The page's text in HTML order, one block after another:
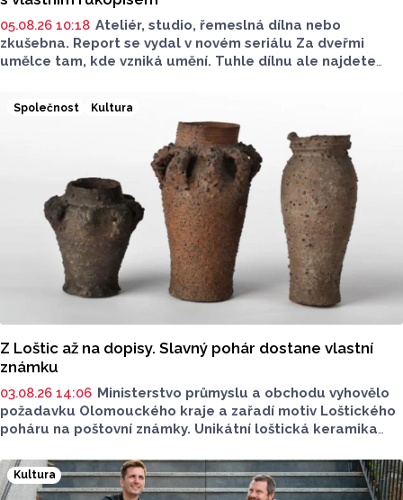
05.08.26 10:18 Ateliér, studio, řemeslná dílna nebo
zkušebna. Report se vydal v novém seriálu Za dveřmi
umělce tam, kde vzniká umění. Tuhle dílnu ale najdete
Společnost Kultura
Z Loštic až na dopisy. Slavný pohár dostane vlastní
známku
03.08.26 14:06 Ministerstvo průmyslu a obchodu vyhovělo
požadavku Olomouckého kraje a zařadí motiv Loštického
poháru na poštovní známky. Unikátní loštická keramika
konce 14. zhruba do poloviny 16. století.
Kultura